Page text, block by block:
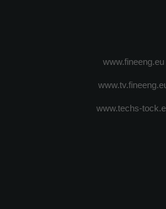
www.fineeng.eu
www.techs-